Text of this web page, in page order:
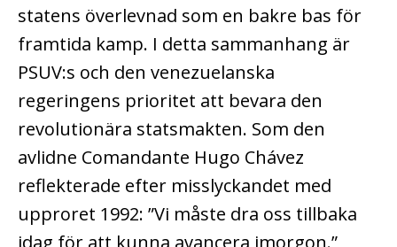
statens överlevnad som en bakre bas för
framtida kamp. I detta sammanhang är
PSUV:s och den venezuelanska
regeringens prioritet att bevara den
revolutionära statsmakten. Som den
avlidne Comandante Hugo Chávez
reflekterade efter misslyckandet med
upproret 1992: ”Vi måste dra oss tillbaka
idag för att kunna avancera imorgon.”